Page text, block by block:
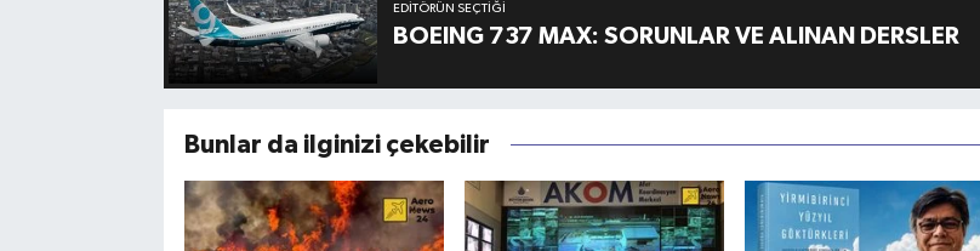
EDITÖRÜN SEÇTIĞI
BOEING 737 MAX: SORUNLAR VE ALINAN DERSLER
Bunlar da ilginizi çekebilir